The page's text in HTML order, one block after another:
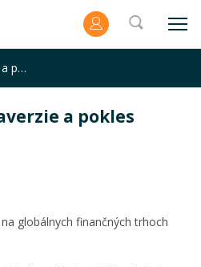
Nárast rizikovej averzie a pokles akciových trhov
a pokles
globálnych finančných trhoch